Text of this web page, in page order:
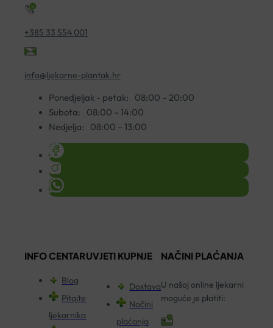
+385 33 554 001
info@ljekarne-plantak.hr
Ponedjeljak - petak:
08:00 – 20:00
Subota:
08:00 – 14:00
Nedjelja:
08:00 – 13:00
INFO CENTAR
Blog
Pitajte
ljekarnika
UVJETI KUPNJE
Dostava
Načini
plaćanja
NAČINI PLAĆANJA
U našoj online ljekarni
moguće je platiti: